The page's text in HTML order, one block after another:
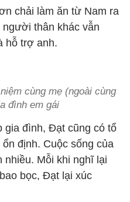
chải làm ăn từ Nam ra
thân khác vẫn
hỗ trợ anh.
cùng mẹ (ngoài cùng
đình em gái
gia đình, Đạt cũng có tổ
định. Cuộc sống của
nhiều. Mỗi khi nghĩ lại
bọc, Đạt lại xúc